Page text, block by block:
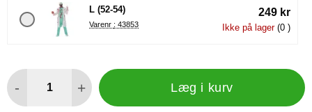
L (52-54)
Varenr : 43853
249 kr
Ikke på lager(0 )
- + Læg i kurv